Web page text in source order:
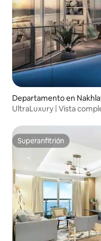
Departamento en
UltraLuxury | Vista
Superanfitrión
Superanfitrión